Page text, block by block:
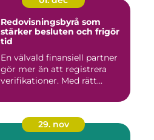
Redovisningsbyrå som
stärker besluten och frigör
tid
En välvald finansiell partner
gör mer än att registrera
verifikationer. Med rätt...
29. nov